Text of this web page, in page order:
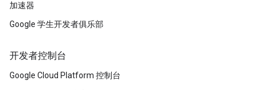
加速器
Google 学生开发者俱乐部
开发者控制台
Google Cloud Platform 控制台